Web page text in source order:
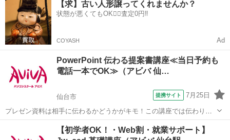
自分の印象も大きく変化させる色について、ビジネス仕事能力にも大
きく活用出来る色彩戦略など、分りや...
【求】古い人形譲ってくれませんか？
状態が悪くてもOK🙆‍♀️査定0円‼️
COYASH Ad
PowerPoint 伝わる提案書講座≪当日予約も
電話一本でOK≫（アビバ 仙…
仙台市 提携サイト 7月25日
プレゼン資料は相手に伝わるかどうかがキモ！この講座では伝わりや
すくするノウハウをケーススタディーを用いて学習します。 ■学習内
その他
【初学者OK！・Web割・就業サポート】